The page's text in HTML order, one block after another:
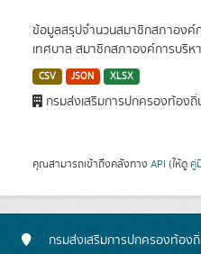
ข้อมูลสรุปจำนวนสมาชิกสภาองค์
เทศบาล สมาชิกสภาองค์การบริ
CSV JSON XLSX
กรมส่งเสริมการปกครองท้องถิ่
คุณสามารถเข้าถึงคลังทาง API (ให้ดู คู่
กรมส่งเสริมการปกครองท้อง